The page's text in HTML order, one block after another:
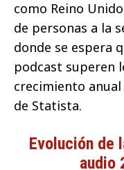
como Reino
de personas a la
donde se espera
podcast superen
crecimiento
de Statista.